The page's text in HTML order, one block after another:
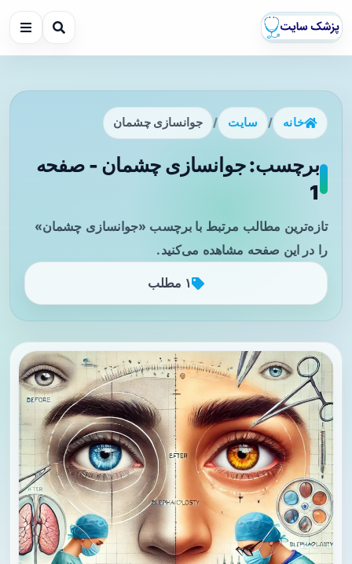
خانه / سایت / جوانسازی چشمان
برچسب: جوانسازی چشمان - صفحه
1
تازه‌ترین مطالب مرتبط با برچسب «جوانسازی چشمان»
را در این صفحه مشاهده می‌کنید.
۱ مطلب